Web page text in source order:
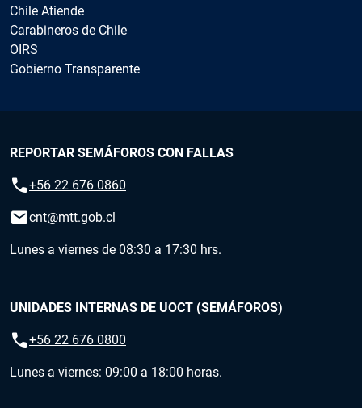
Chile Atiende
Carabineros de Chile
OIRS
Gobierno Transparente
REPORTAR SEMÁFOROS CON FALLAS
call+56 22 676 0860
emailcnt@mtt.gob.cl
Lunes a viernes de 08:30 a 17:30 hrs.
UNIDADES INTERNAS DE UOCT (SEMÁFOROS)
call+56 22 676 0800
Lunes a viernes: 09:00 a 18:00 horas.